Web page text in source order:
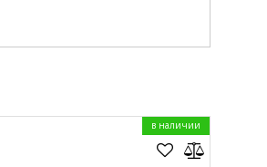
в наличии